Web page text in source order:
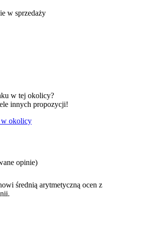
w sprzedaży
w tej okolicy?
innych propozycji!
w okolicy
opinie)
średnią arytmetyczną ocen z